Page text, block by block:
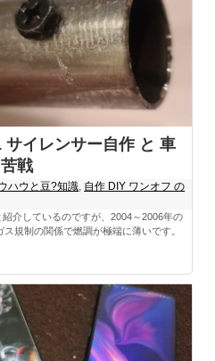
イレンサー自作 と 車
戦
ハウと豆?知識, 自作 DIY ワンオフ の
介しているのですが、2004～2006年の
規制の関係で燃調が極端に薄いです。